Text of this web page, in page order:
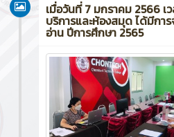
เมื่อวันที่ 7 มกราคม 2566
บริการและห้องสมุด ได้มีกา
อ่าน ปีการศึกษา 2565